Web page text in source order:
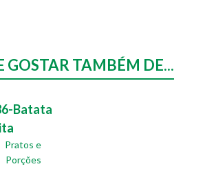
GOSTAR TAMBÉM DE...
Batata
Pratos e
Porções